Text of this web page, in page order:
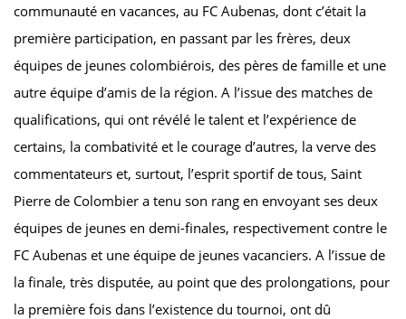
communauté en vacances, au FC Aubenas, dont c’était la
première participation, en passant par les frères, deux
équipes de jeunes colombiérois, des pères de famille et une
autre équipe d’amis de la région. A l’issue des matches de
qualifications, qui ont révélé le talent et l’expérience de
certains, la combativité et le courage d’autres, la verve des
commentateurs et, surtout, l’esprit sportif de tous, Saint
Pierre de Colombier a tenu son rang en envoyant ses deux
équipes de jeunes en demi-finales, respectivement contre le
FC Aubenas et une équipe de jeunes vacanciers. A l’issue de
la finale, très disputée, au point que des prolongations, pour
la première fois dans l’existence du tournoi, ont dû